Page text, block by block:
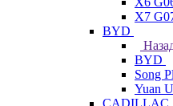
X7
BYD
BYD
Song
Yuan
CADILLAC